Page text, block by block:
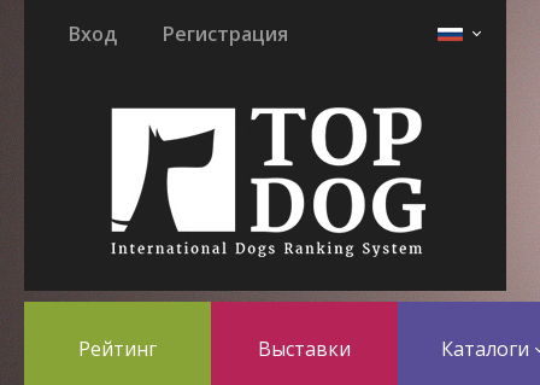
Вход Регистрация
Рейтинг Выставки Каталоги